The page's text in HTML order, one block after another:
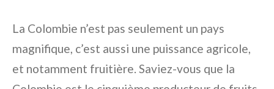
La Colombie n’est pas seulement un pays
magnifique, c’est aussi une puissance agricole,
et notamment fruitière. Saviez-vous que la